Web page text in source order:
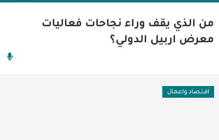
Media:
Header
من الذي يقف وراء نجاحات فعاليات
معرض اربيل الدولي؟
اقتصاد واعمال
اقتصاد واعمال